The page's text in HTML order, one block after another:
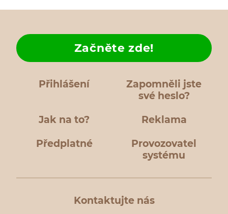
Přihlášení
Zapomněli jste
své heslo?
Jak na to?
Začněte zde!
Reklama
Předplatné
Provozovatel
systému
Kontaktujte nás